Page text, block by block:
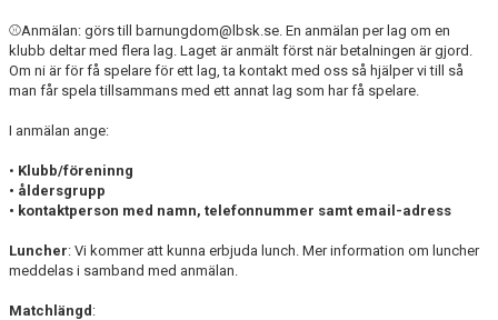
⚾️Anmälan: görs till barnungdom@lbsk.se. En anmälan per lag om en
klubb deltar med flera lag. Laget är anmält först när betalningen är gjord.
Om ni är för få spelare för ett lag, ta kontakt med oss så hjälper vi till så
man får spela tillsammans med ett annat lag som har få spelare.
I anmälan ange:
• Klubb/föreninng
• åldersgrupp
• kontaktperson med namn, telefonnummer samt email-adress
Luncher: Vi kommer att kunna erbjuda lunch. Mer information om luncher
meddelas i samband med anmälan.
Matchlängd :